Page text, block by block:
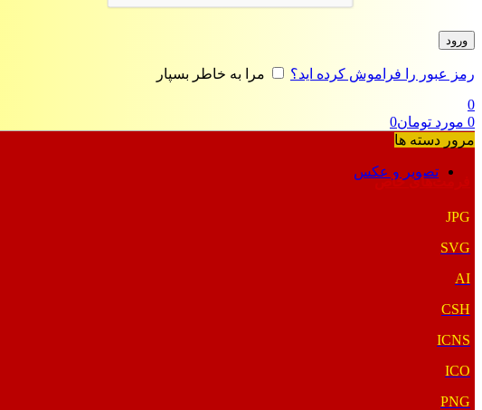
ورود
رمز عبور را فراموش کرده اید؟
مرا به خاطر بسپار
0
0 مورد تومان0
مرور دسته ها
تصویر و عکس
فرمت‌های خاص
JPG
SVG
AI
CSH
ICNS
ICO
PNG